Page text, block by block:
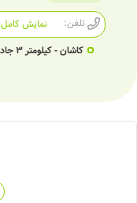
تلفن:
نمایش کامل
کاشان - کیلومتر 3 جاده راوند - بلوار پزشک - دانشکده دندانپزشکی